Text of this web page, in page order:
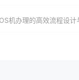
机办理的高效流程设